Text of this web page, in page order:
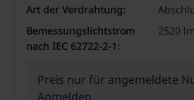
Art der Verdrahtung:
Bemessungslichtstrom
nach IEC 62722-2-1:
2520 lm
Preis nur für angemeldete
Anmelden